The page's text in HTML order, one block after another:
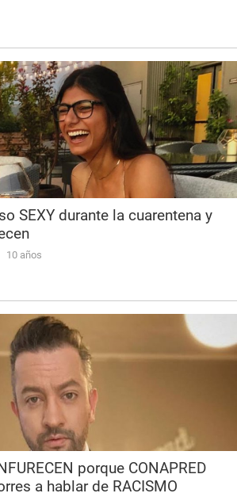
SEXY durante la cuarentena y
10 años
porque CONAPRED
a hablar de RACISMO